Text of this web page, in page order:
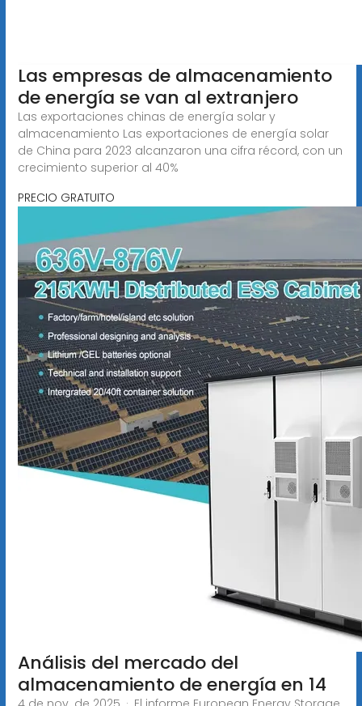
Las empresas de almacenamiento
de energía se van al extranjero
Las exportaciones chinas de energía solar y
almacenamiento Las exportaciones de energía solar
de China para 2023 alcanzaron una cifra récord, con un
crecimiento superior al 40%
PRECIO GRATUITO
Análisis del mercado del
almacenamiento de energía en 14